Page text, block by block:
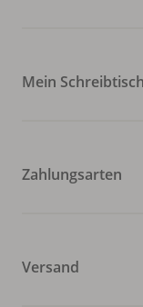
Mein
Zahlungsarten
Versand